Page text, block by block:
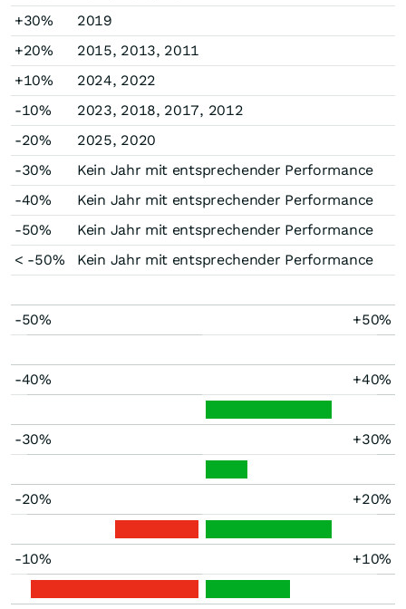
+30%
2019
+20%
2015, 2013, 2011
+10%
2024, 2022
-10%
2023, 2018, 2017, 2012
-20%
2025, 2020
-30%
Kein Jahr mit entsprechender Performance
-40%
Kein Jahr mit entsprechender Performance
-50%
Kein Jahr mit entsprechender Performance
< -50%
Kein Jahr mit entsprechender Performance
-50% +50%
-40% +40%
-30% +30%
-20% +20%
-10% +10%